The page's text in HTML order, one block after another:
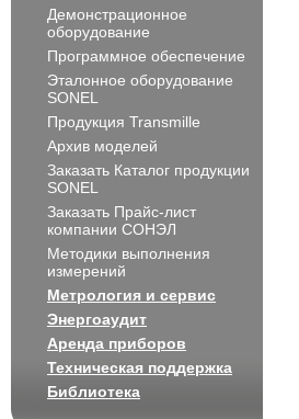
Демонстрационное
оборудование
Программное обеспечение
Эталонное оборудование
SONEL
Продукция Transmille
Архив моделей
Заказать Каталог продукции
SONEL
Заказать Прайс-лист
компании СОНЭЛ
Методики выполнения
измерений
Метрология и сервис
Энергоаудит
Аренда приборов
Техническая поддержка
Библиотека